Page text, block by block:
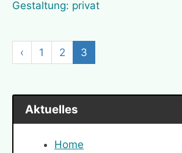
‹ 1 2 3
Aktuelles
Home